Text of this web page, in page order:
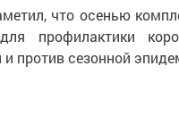
что осенью
профилактики
и против сезонной